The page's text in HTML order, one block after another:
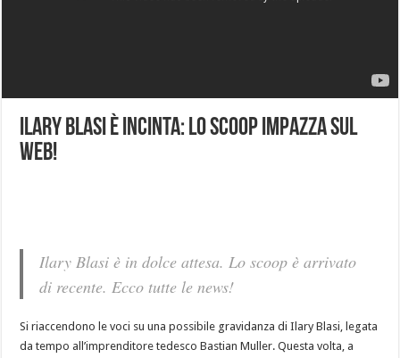
Ilary Blasi è Incinta: Lo Scoop Impazza Sul
Web!
Ilary Blasi è in dolce attesa. Lo scoop è arrivato
di recente. Ecco tutte le news!
Si riaccendono le voci su una possibile gravidanza di Ilary Blasi, legata
da tempo all’imprenditore tedesco Bastian Muller. Questa volta, a